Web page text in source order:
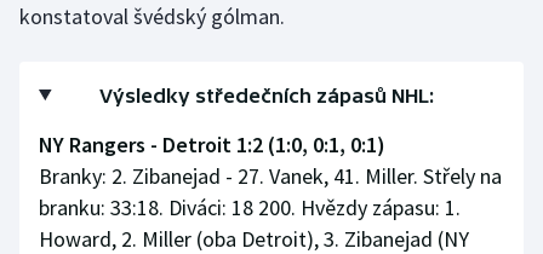
konstatoval švédský gólman.
Výsledky středečních zápasů NHL:
NY Rangers - Detroit 1:2 (1:0, 0:1, 0:1)
Branky: 2. Zibanejad - 27. Vanek, 41. Miller. Střely na
branku: 33:18. Diváci: 18 200. Hvězdy zápasu: 1.
Howard, 2. Miller (oba Detroit), 3. Zibanejad (NY